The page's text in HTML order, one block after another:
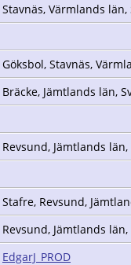
Stavnäs, Värmlands län,
Göksbol, Stavnäs,
Bräcke, Jämtlands län,
Revsund, Jämtlands län,
Stafre, Revsund,
Revsund, Jämtlands län,
EdgarJ_PROD